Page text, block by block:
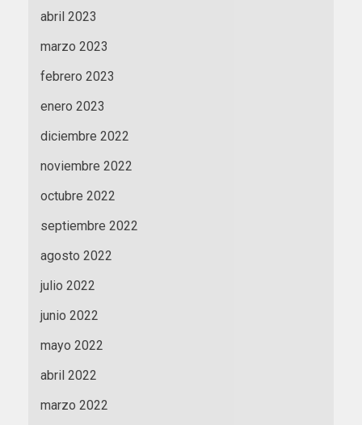
abril 2023
marzo 2023
febrero 2023
enero 2023
diciembre 2022
noviembre 2022
octubre 2022
septiembre 2022
agosto 2022
julio 2022
junio 2022
mayo 2022
abril 2022
marzo 2022